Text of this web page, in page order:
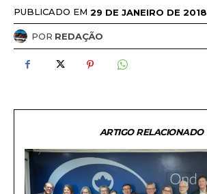
PUBLICADO EM 29 DE JANEIRO DE 2018
POR REDAÇÃO
ARTIGO RELACIONADO